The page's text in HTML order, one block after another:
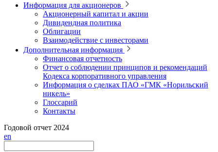
Информация для акционеров
Акционерный капитал и акции
Дивидендная политика
Облигации
Взаимодействие с инвесторами
Дополнительная информация
Финансовая отчетность
Отчет о соблюдении принципов и рекомендаций
Кодекса корпоративного управления
Информация о сделках ПАО «ГМК «Норильский
никель»
Глоссарий
Контакты
Годовой отчет 2024
en